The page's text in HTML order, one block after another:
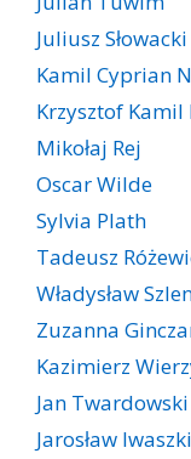
Juliusz Słowacki
Kamil Cyprian
Krzysztof Kamil
Mikołaj Rej
Oscar Wilde
Sylvia Plath
Tadeusz
Władysław
Zuzanna
Kazimierz
Jan Twardowski
Jarosław